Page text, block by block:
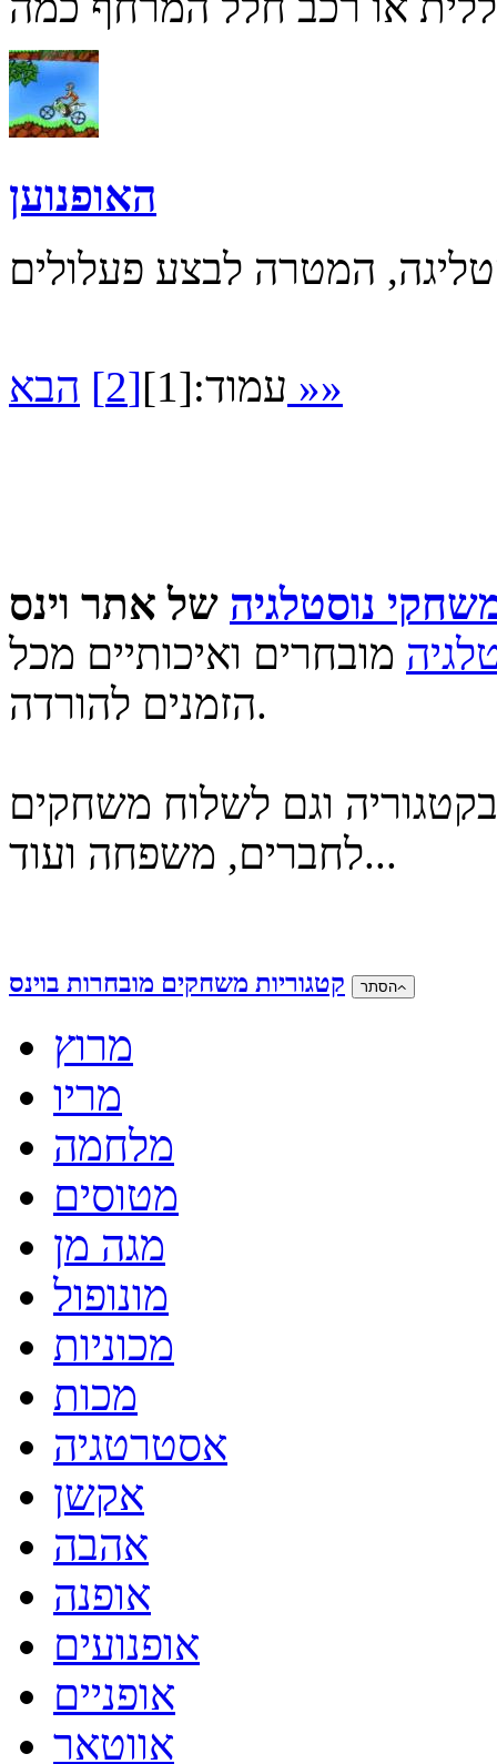
האופנוען
עמוד:[1]
[2] הבא »»
נוסטלגיה
מובחרים ואיכותיים מכל
הזמנים להורדה.
וגם לשלוח משחקים
לחברים, משפחה ועוד...
קטגוריות משחקים מובחרות בוינס הסתר
מרוץ
מריו
מלחמה
מטוסים
מגה מן
מונופול
מכוניות
מכות
אסטרטגיה
אקשן
אהבה
אופנה
אופנועים
אופניים
אווטאר